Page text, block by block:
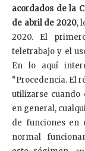
acordados de la
de abril de 2020,
2020. El
teletrabajo y el
En lo aquí
“Procedencia. El
utilizarse cuando
en general,
de funciones en
normal